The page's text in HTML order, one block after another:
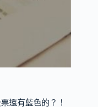
還有藍色的？！